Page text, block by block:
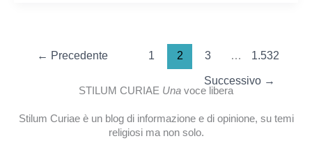
← Precedente 1 2 3 … 1.532
Successivo →
STILUM CURIAE Una voce libera
Stilum Curiae è un blog di informazione e di opinione, su temi
religiosi ma non solo.